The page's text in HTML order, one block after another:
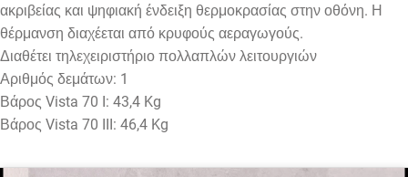
ακριβείας και ψηφιακή ένδειξη θερμοκρασίας στην οθόνη. Η
θέρμανση διαχέεται από κρυφούς αεραγωγούς.
Διαθέτει τηλεχειριστήριο πολλαπλών λειτουργιών
Αριθμός δεμάτων: 1
Βάρος Vista 70 I: 43,4 Kg
Βάρος Vista 70 III: 46,4 Kg